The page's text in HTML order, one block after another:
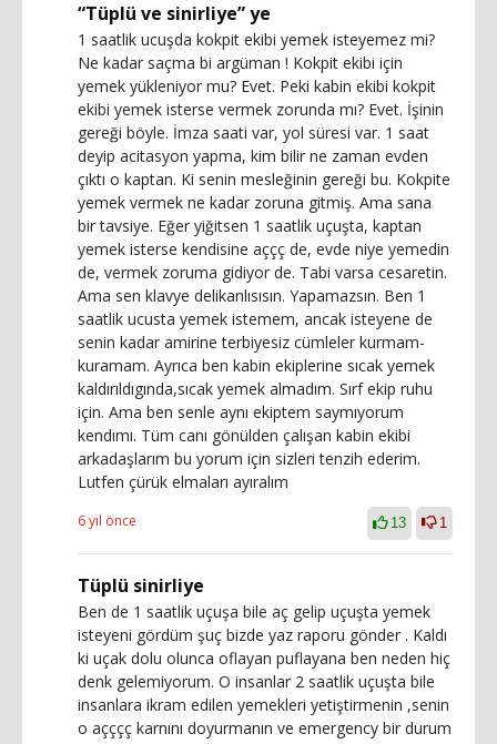
“Tüplü ve sinirliye” ye
1 saatlik ucuşda kokpit ekibi yemek isteyemez mi?
Ne kadar saçma bi argüman ! Kokpit ekibi için
yemek yükleniyor mu? Evet. Peki kabin ekibi kokpit
ekibi yemek isterse vermek zorunda mı? Evet. İşinin
gereği böyle. İmza saati var, yol süresi var. 1 saat
deyip acitasyon yapma, kim bilir ne zaman evden
çıktı o kaptan. Ki senin mesleğinin gereği bu. Kokpite
yemek vermek ne kadar zoruna gitmiş. Ama sana
bir tavsiye. Eğer yiğitsen 1 saatlik uçuşta, kaptan
yemek isterse kendisine aççç de, evde niye yemedin
de, vermek zoruma gidiyor de. Tabi varsa cesaretin.
Ama sen klavye delikanlısısın. Yapamazsın. Ben 1
saatlik ucusta yemek istemem, ancak isteyene de
senin kadar amirine terbiyesiz cümleler kurmam-
kuramam. Ayrıca ben kabin ekiplerine sıcak yemek
kaldırıldıgında,sıcak yemek almadım. Sırf ekip ruhu
için. Ama ben senle aynı ekiptem saymıyorum
kendımı. Tüm canı gönülden çalışan kabin ekibi
arkadaşlarım bu yorum için sizleri tenzih ederim.
Lutfen çürük elmaları ayıralım
6 yıl önce 13 1
Tüplü sinirliye
Ben de 1 saatlik uçuşa bile aç gelip uçuşta yemek
isteyeni gördüm şuç bizde yaz raporu gönder . Kaldı
ki uçak dolu olunca oflayan puflayana ben neden hiç
denk gelemiyorum. O insanlar 2 saatlik uçuşta bile
insanlara ikram edilen yemekleri yetiştirmenin ,senin
o açççç karnını doyurmanın ve emergency bir durum